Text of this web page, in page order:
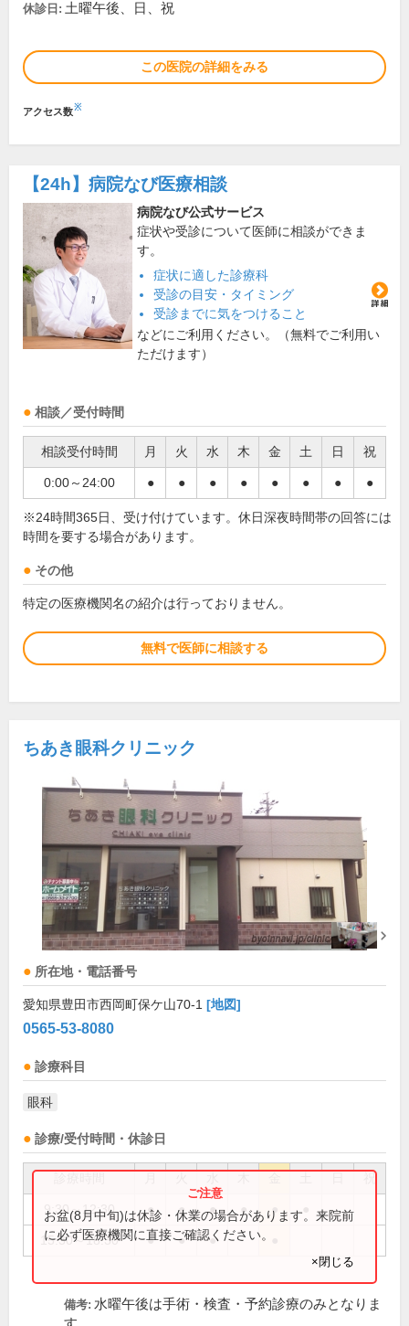
休診日: 土曜午後、日、祝
この医院の詳細をみる
アクセス数※
【24h】 病院なび医療相談
病院なび公式サービス
症状や受診について医師に相談ができま
す。
症状に適した診療科
受診の目安・タイミング
受診までに気をつけること
などにご利用ください。（無料でご利用い
ただけます）
相談／受付時間
相談受付時間 月 火 水 木 金 土 日 祝
0:00～24:00 ● ● ● ● ● ● ● ●
※24時間365日、受け付けています。休日深夜時間帯の回答には
時間を要する場合があります。
その他
特定の医療機関名の紹介は行っておりません。
無料で医師に相談する
ちあき眼科クリニック
所在地・電話番号
愛知県豊田市西岡町保ケ山70-1 [地図]
0565-53-8080
診療科目
眼科
診療/受付時間・休診日
祝
9:30～12:30 ● ● ● ● ●
15:30～18:30 ● ● ●
お盆(8月中旬)は休診・休業の場合があります。来院前
に必ず医療機関に直接ご確認ください。
×閉じる
備考: 水曜午後は手術・検査・予約診療のみとなりま